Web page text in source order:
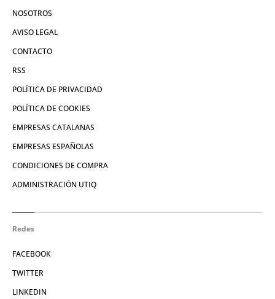
NOSOTROS
AVISO LEGAL
CONTACTO
RSS
POLÍTICA DE PRIVACIDAD
POLÍTICA DE COOKIES
EMPRESAS CATALANAS
EMPRESAS ESPAÑOLAS
CONDICIONES DE COMPRA
ADMINISTRACIÓN UTIQ
Redes
FACEBOOK
TWITTER
LINKEDIN